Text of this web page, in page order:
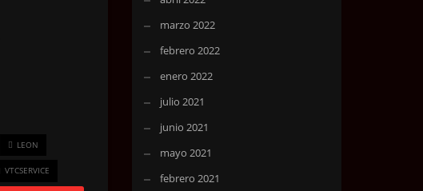
LEON
VTCSERVICE
marzo 2022
febrero 2022
enero 2022
julio 2021
junio 2021
mayo 2021
febrero 2021